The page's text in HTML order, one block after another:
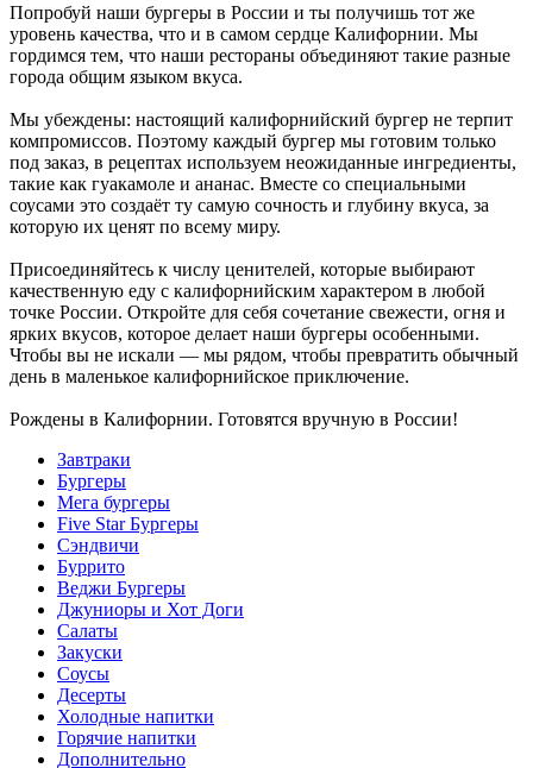
Попробуй наши бургеры в России и ты получишь тот же
уровень качества, что и в самом сердце Калифорнии. Мы
гордимся тем, что наши рестораны объединяют такие разные
города общим языком вкуса.
Мы убеждены: настоящий калифорнийский бургер не терпит
компромиссов. Поэтому каждый бургер мы готовим только
под заказ, в рецептах используем неожиданные ингредиенты,
такие как гуакамоле и ананас. Вместе со специальными
соусами это создаёт ту самую сочность и глубину вкуса, за
которую их ценят по всему миру.
Присоединяйтесь к числу ценителей, которые выбирают
качественную еду с калифорнийским характером в любой
точке России. Откройте для себя сочетание свежести, огня и
ярких вкусов, которое делает наши бургеры особенными.
Чтобы вы не искали — мы рядом, чтобы превратить обычный
день в маленькое калифорнийское приключение.
Рождены в Калифорнии. Готовятся вручную в России!
Завтраки
Бургеры
Мега бургеры
Five Star Бургеры
Сэндвичи
Буррито
Веджи Бургеры
Джуниоры и Хот Доги
Салаты
Закуски
Соусы
Десерты
Холодные напитки
Горячие напитки
Дополнительно